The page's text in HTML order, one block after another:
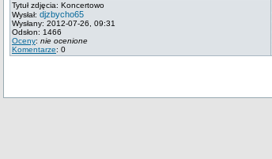
Tytuł zdjęcia: Koncertowo
Wysłał: djzbycho65
Wysłany: 2012-07-26, 09:31
Odsłon: 1466
Oceny: nie ocenione
Komentarze: 0